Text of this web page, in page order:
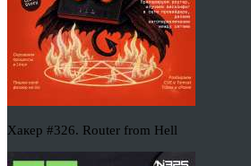
Хакер #326. Router from Hell